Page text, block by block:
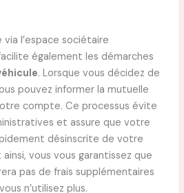
l’espace sociétaire
également les démarches
. Lorsque vous décidez de
pouvez informer la mutuelle
compte. Ce processus évite
et assure que votre
désinscrite de votre
vous vous garantissez que
pas de frais supplémentaires
n’utilisez plus.